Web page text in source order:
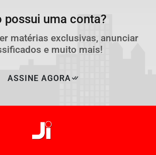
possui uma conta?
matérias exclusivas, anunciar
e muito mais!
ASSINE AGORA